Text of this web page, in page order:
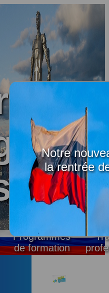
Notre
la rentrée
de
Programmes
de formation